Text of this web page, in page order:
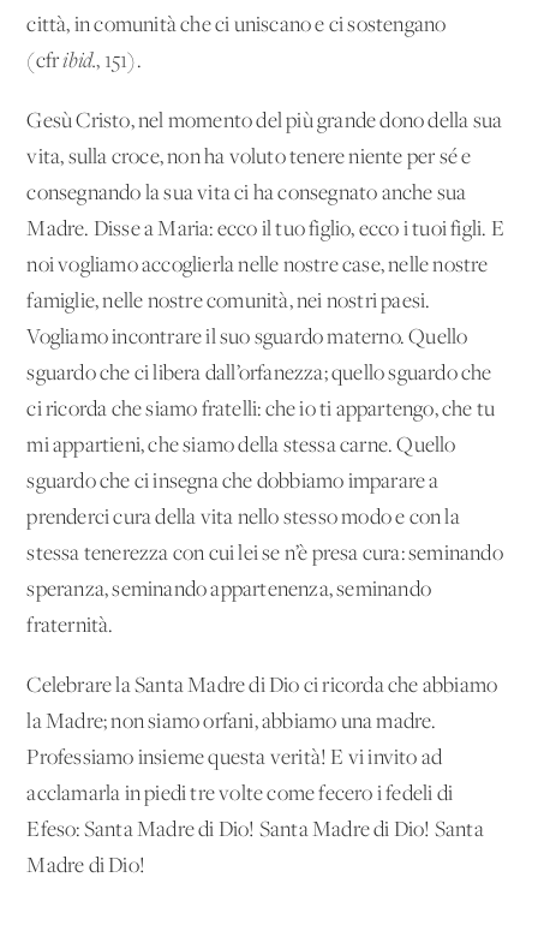
città, in comunità che ci uniscano e ci sostengano
(cfribid., 151).
Gesù Cristo, nel momento del più grande dono della sua
vita, sulla croce, non ha voluto tenere niente per sé e
consegnando la sua vita ci ha consegnato anche sua
Madre. Disse a Maria: ecco il tuo figlio, ecco i tuoi figli. E
noi vogliamo accoglierla nelle nostre case, nelle nostre
famiglie, nelle nostre comunità, nei nostri paesi.
Vogliamo incontrare il suo sguardo materno. Quello
sguardo che ci libera dall’orfanezza; quello sguardo che
ci ricorda che siamo fratelli: che io ti appartengo, che tu
mi appartieni, che siamo della stessa carne. Quello
sguardo che ci insegna che dobbiamo imparare a
prenderci cura della vita nello stesso modo e con la
stessa tenerezza con cui lei se n’è presa cura: seminando
speranza, seminando appartenenza, seminando
fraternità.
Celebrare la Santa Madre di Dio ci ricorda che abbiamo
la Madre; non siamo orfani, abbiamo una madre.
Professiamo insieme questa verità! E vi invito ad
acclamarla in piedi tre volte come fecero i fedeli di
Efeso: Santa Madre di Dio! Santa Madre di Dio! Santa
Madre di Dio!